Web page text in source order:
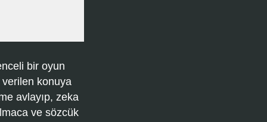
bir oyun
konuya
avlayıp, zeka
ve sözcük